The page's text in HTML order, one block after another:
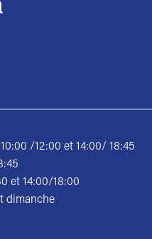
/12:00 et 14:00/ 18:45
et 14:00/18:00
dimanche